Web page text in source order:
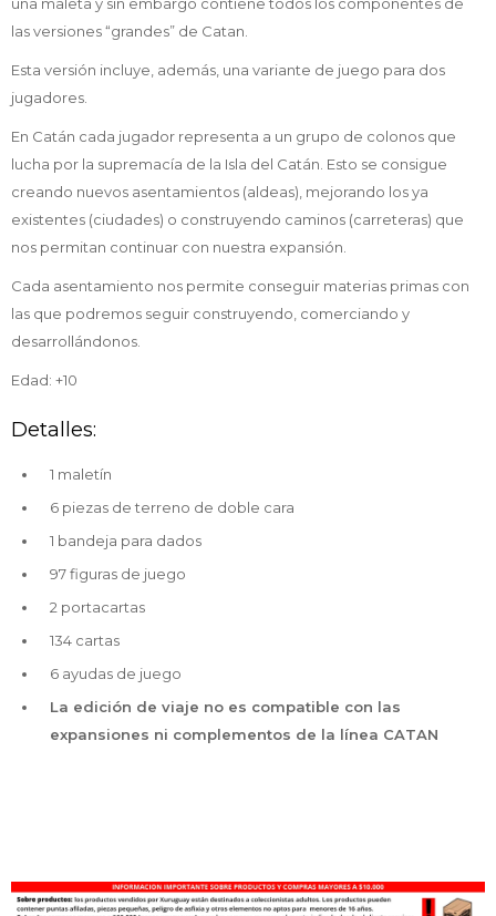
las versiones “grandes” de Catan.
Esta versión incluye, además, una variante de juego para dos
jugadores.
En Catán cada jugador representa a un grupo de colonos que
lucha por la supremacía de la Isla del Catán. Esto se consigue
creando nuevos asentamientos (aldeas), mejorando los ya
existentes (ciudades) o construyendo caminos (carreteras) que
nos permitan continuar con nuestra expansión.
Cada asentamiento nos permite conseguir materias primas con
las que podremos seguir construyendo, comerciando y
desarrollándonos.
Edad: +10
Detalles:
1 maletín
6 piezas de terreno de doble cara
1 bandeja para dados
97 figuras de juego
2 portacartas
134 cartas
6 ayudas de juego
La edición de viaje no es compatible con las
expansiones ni complementos de la línea CATAN